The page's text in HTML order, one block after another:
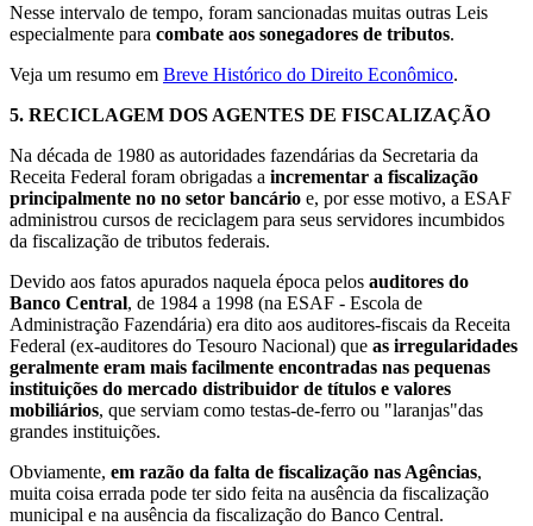
Nesse intervalo de tempo, foram sancionadas muitas outras Leis
especialmente para combate aos sonegadores de tributos.
Veja um resumo em Breve Histórico do Direito Econômico.
5. RECICLAGEM DOS AGENTES DE FISCALIZAÇÃO
Na década de 1980 as autoridades fazendárias da Secretaria da
Receita Federal foram obrigadas a incrementar a fiscalização
principalmente no no setor bancário e, por esse motivo, a ESAF
administrou cursos de reciclagem para seus servidores incumbidos
da fiscalização de tributos federais.
Devido aos fatos apurados naquela época pelos auditores do
Banco Central, de 1984 a 1998 (na ESAF - Escola de
Administração Fazendária) era dito aos auditores-fiscais da Receita
Federal (ex-auditores do Tesouro Nacional) que as irregularidades
geralmente eram mais facilmente encontradas nas pequenas
instituições do mercado distribuidor de títulos e valores
mobiliários, que serviam como testas-de-ferro ou "laranjas"das
grandes instituições.
Obviamente, em razão da falta de fiscalização nas Agências,
muita coisa errada pode ter sido feita na ausência da fiscalização
municipal e na ausência da fiscalização do Banco Central.